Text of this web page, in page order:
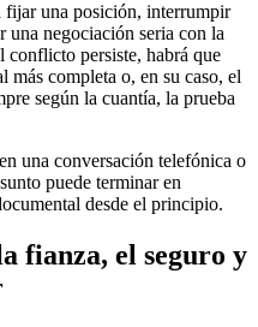
fijar una posición, interrumpir
negociación seria con la
conflicto persiste, habrá que
completa o, en su caso, el
según la cuantía, la prueba
una conversación telefónica o
puede terminar en
desde el principio.
fianza, el seguro y